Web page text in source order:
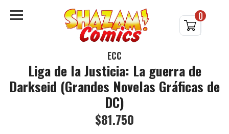
0
ECC
Liga de la Justicia: La guerra de
Darkseid (Grandes Novelas Gráficas de
DC)
$81.750